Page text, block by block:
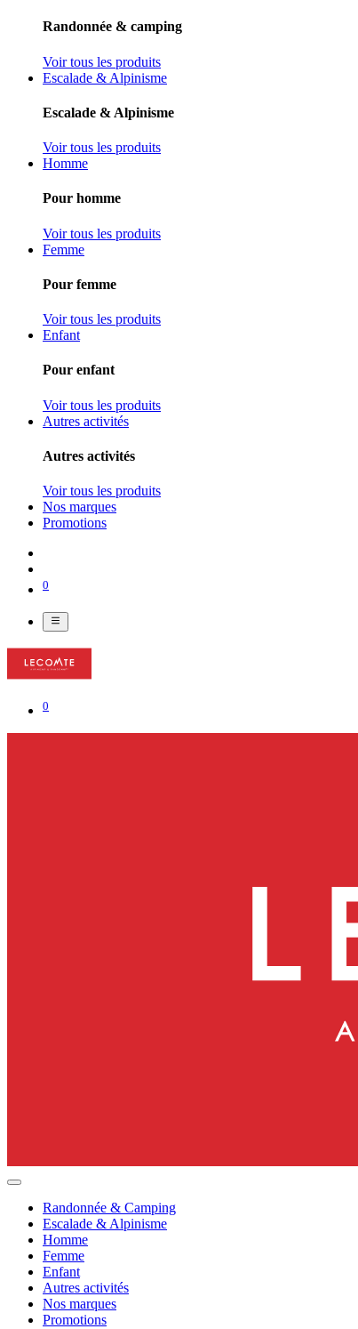
Randonnée & camping
Voir tous les produits
Escalade & Alpinisme
Escalade & Alpinisme
Voir tous les produits
Homme
Pour homme
Voir tous les produits
Femme
Pour femme
Voir tous les produits
Enfant
Pour enfant
Voir tous les produits
Autres activités
Autres activités
Voir tous les produits
Nos marques
Promotions
0
0
Randonnée & Camping
Escalade & Alpinisme
Homme
Femme
Enfant
Autres activités
Nos marques
Promotions